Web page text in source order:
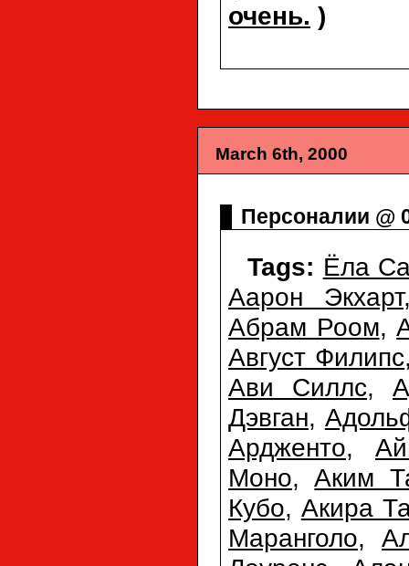
очень. )
March 6th, 2000
Персоналии @
Tags: Ёла
Аарон Экхарт
Абрам Роом,
Август Филипс
Ави Силлс,
Дэвган,
Ардженто,
Моно,Аким
Кубо, Акира
Маранголо,